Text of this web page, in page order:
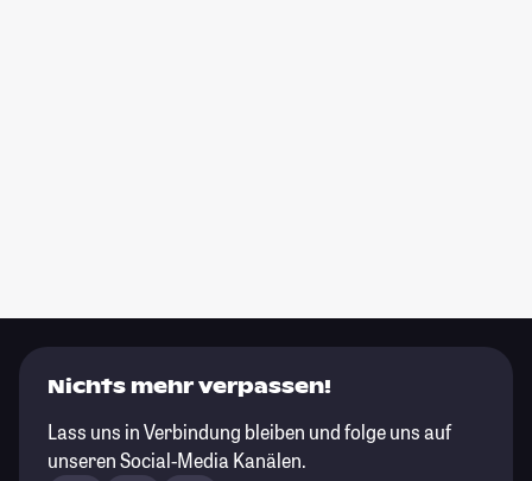
Nichts mehr verpassen!
Lass uns in Verbindung bleiben und folge uns auf
unseren Social-Media Kanälen.